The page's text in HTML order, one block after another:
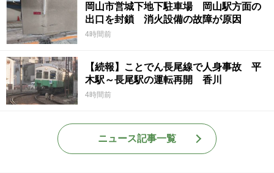
岡山市営城下地下駐車場 岡山駅方面の
出口を封鎖 消火設備の故障が原因
4時間前
【続報】ことでん長尾線で人身事故 平
木駅～長尾駅の運転再開 香川
4時間前
ニュース記事一覧